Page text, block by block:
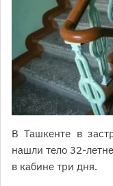
В Ташкенте в
нашли тело 32-
в кабине три дня.